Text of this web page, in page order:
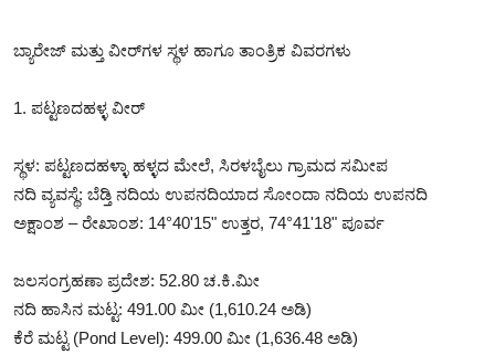
ಬ್ಯಾರೇಜ್ ಮತ್ತು ವೀರ್‌ಗಳ ಸ್ಥಳ ಹಾಗೂ ತಾಂತ್ರಿಕ ವಿವರಗಳು
1. ಪಟ್ಟಣದಹಳ್ಳ ವೀರ್
ಸ್ಥಳ: ಪಟ್ಟಣದಹಳ್ಳಾ ಹಳ್ಳದ ಮೇಲೆ, ಸಿರಳಬೈಲು ಗ್ರಾಮದ ಸಮೀಪ
ನದಿ ವ್ಯವಸ್ಥೆ: ಬೆಡ್ತಿ ನದಿಯ ಉಪನದಿಯಾದ ಸೋಂದಾ ನದಿಯ ಉಪನದಿ
ಅಕ್ಷಾಂಶ – ರೇಖಾಂಶ: 14°40'15" ಉತ್ತರ, 74°41'18" ಪೂರ್ವ
ಜಲಸಂಗ್ರಹಣಾ ಪ್ರದೇಶ: 52.80 ಚ.ಕಿ.ಮೀ
ನದಿ ಹಾಸಿನ ಮಟ್ಟ: 491.00 ಮೀ (1,610.24 ಅಡಿ)
ಕೆರೆ ಮಟ್ಟ (Pond Level): 499.00 ಮೀ (1,636.48 ಅಡಿ)